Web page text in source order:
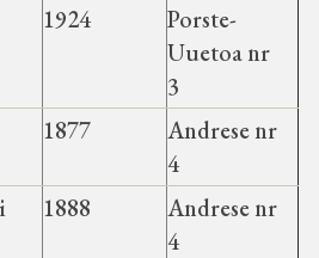
saanud tänu Sillaotsa
Seltsingu, Kohaliku
ja Märjamaa
abile.
1924
Porste-
Uuetoa nr
3
1877
Andrese nr
4
1888
Andrese nr
4